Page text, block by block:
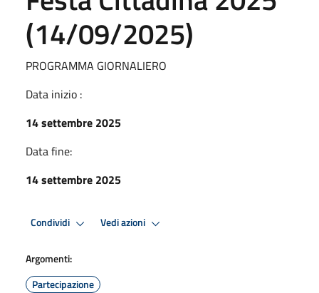
(14/09/2025)
PROGRAMMA GIORNALIERO
Data inizio :
14 settembre 2025
Data fine:
14 settembre 2025
Condividi Vedi azioni
Argomenti:
Partecipazione